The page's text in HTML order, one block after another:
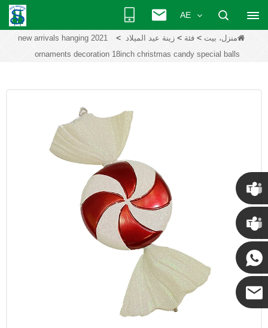
AE
منزل، بيت >فئة >زينة عيد الميلاد >
2021 new arrivals hanging
ornaments decoration 18inch christmas candy special balls
كريس
كيني